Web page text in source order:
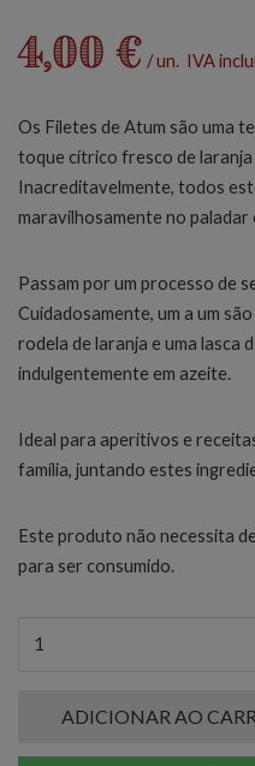
4,00 € / un. IVA
Os Filetes de Atum são uma
toque cítrico fresco de
Inacreditavelmente, todos
maravilhosamente no
Passam por um processo de
Cuidadosamente, um a um
rodela de laranja e uma lasca
indulgentemente em azeite.
Ideal para aperitivos e
família, juntando estes
Este produto não necessita
para ser consumido.
ADICIONAR AO